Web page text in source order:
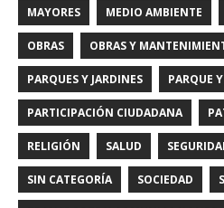
MAYORES MEDIO AMBIENTE
OBRAS OBRAS Y
PARQUES Y JARDINES PARQUE
PARTICIPACIÓN CIUDADANA
RELIGIÓN SALUD
SIN CATEGORÍA SOCIEDAD